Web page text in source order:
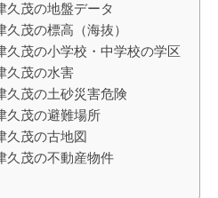
久茂の地盤データ
茂の標高（海抜）
久茂の小学校・中学校の学区
久茂の水害
久茂の土砂災害危険
久茂の避難場所
久茂の古地図
久茂の不動産物件